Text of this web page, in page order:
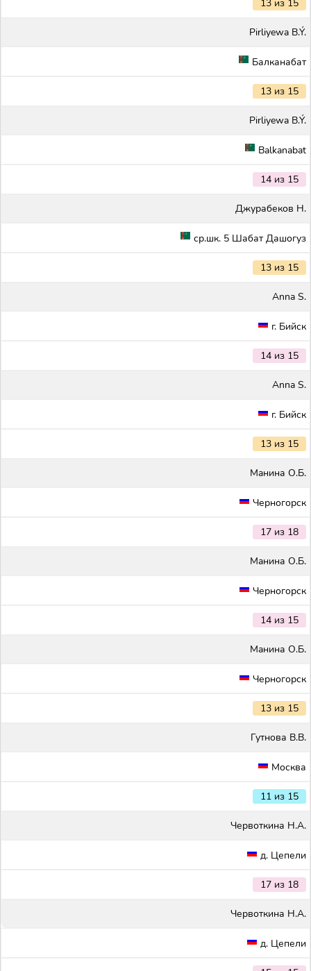
13 из 15
Pirliyewa B.Ý.
Балканабат
13 из 15
Pirliyewa B.Ý.
Balkanabat
14 из 15
Джурабеков Н.
ср.шк. 5 Шабат Дашогуз
13 из 15
Anna S.
г. Бийск
14 из 15
Anna S.
г. Бийск
13 из 15
Maнина О.Б.
Черногорск
17 из 18
Maнина О.Б.
Черногорск
14 из 15
Maнина О.Б.
Черногорск
13 из 15
Гутнова В.В.
Москва
11 из 15
Червоткина Н.А.
д. Цепели
17 из 18
Червоткина Н.А.
д. Цепели